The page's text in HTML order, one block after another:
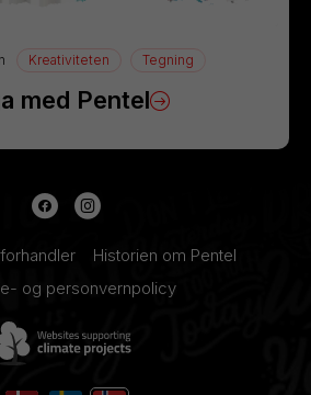
Kreativiteten Tegning
med Pentel
Historien om Pentel
og personvernpolicy